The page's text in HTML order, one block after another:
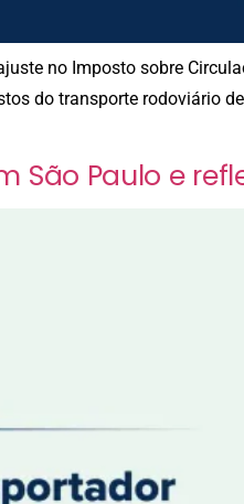
no Imposto sobre
do transporte rodoviário
Paulo e